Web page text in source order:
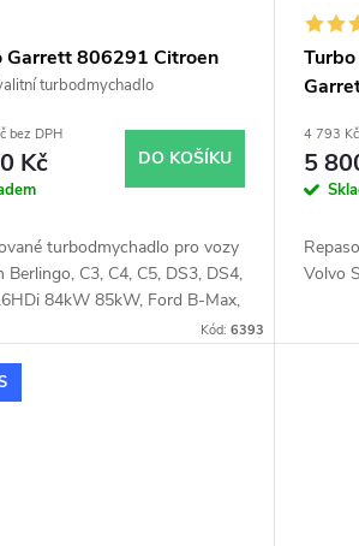
Garrett 806291 Citroen
Peugeot Volvo 1.5
turbodmychadlo
bez DPH
Kč DO KOŠÍKU
turbodmychadlo pro vozy
Berlingo, C3, C4, C5, DS3, DS4,
84kW 85kW, Ford B-Max,
Fiesta, Focus, Galaxy II, Grand
Transit Connect, Transit
1.5TDCi 1.6TDCi 70kW 74kW
Kód:6393
4 793
5
Volvo